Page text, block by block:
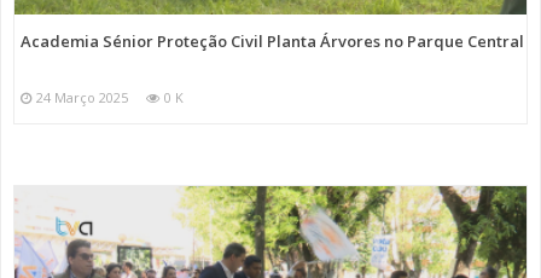
Academia Sénior Proteção Civil Planta Árvores no Parque Central
24 Março 2025 0 K